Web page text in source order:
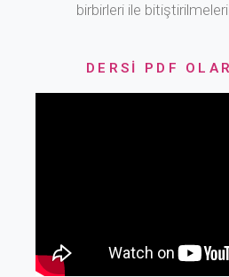
birbirleri ile
DERSİ PDF